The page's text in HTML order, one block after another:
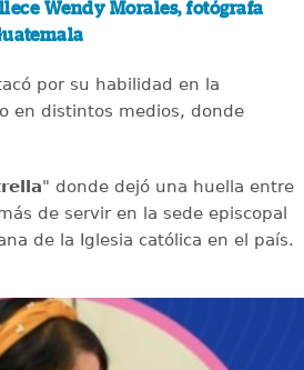
Wendy Morales, fotógrafa
por su habilidad en la
en distintos medios, donde
" donde dejó una huella entre
de servir en la sede episcopal
de la Iglesia católica en el país.